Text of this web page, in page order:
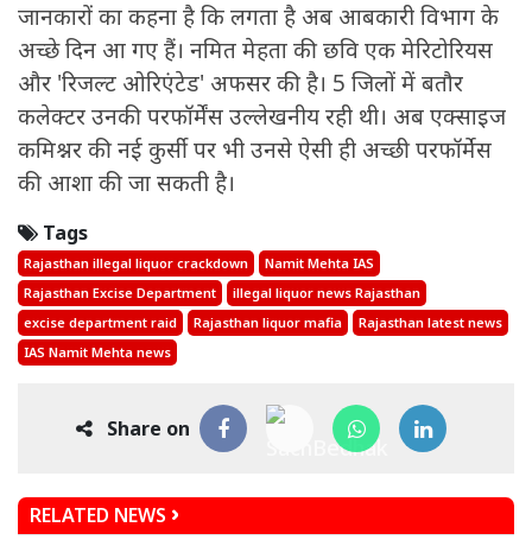
जानकारों का कहना है कि लगता है अब आबकारी विभाग के
अच्छे दिन आ गए हैं। नमित मेहता की छवि एक मेरिटोरियस
और 'रिजल्ट ओरिएंटेड' अफसर की है। 5 जिलों में बतौर
कलेक्टर उनकी परफॉर्मेंस उल्लेखनीय रही थी। अब एक्साइज
कमिश्नर की नई कुर्सी पर भी उनसे ऐसी ही अच्छी परफॉर्मेस
की आशा की जा सकती है।
Tags
Rajasthan illegal liquor crackdown
Namit Mehta IAS
Rajasthan Excise Department
illegal liquor news Rajasthan
excise department raid
Rajasthan liquor mafia
Rajasthan latest news
IAS Namit Mehta news
Share on
RELATED NEWS